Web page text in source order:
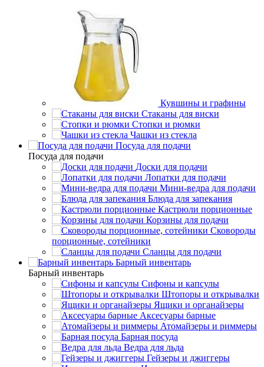
Кувшины и графины
Стаканы для виски
Стопки и рюмки
Чашки из стекла
Посуда для подачи
Посуда для подачи
Доски для подачи
Лопатки для подачи
Мини-ведра для подачи
Блюда для запекания
Кастрюли порционные
Корзины для подачи
Сковороды
порционные, сотейники
Сланцы для подачи
Барный инвентарь
Барный инвентарь
Сифоны и капсулы
Штопоры и открывалки
Ящики и органайзеры
Аксесуары барные
Атомайзеры и риммеры
Барная посуда
Ведра для льда
Гейзеры и джиггеры